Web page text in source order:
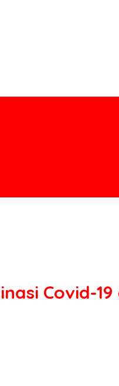
Covid-19